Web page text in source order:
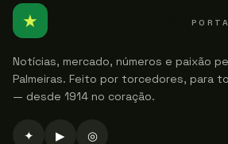
★
Notícias, mercado, números e paixão
Palmeiras. Feito por torcedores, para
— desde 1914 no coração.
✦ ▶ ◎